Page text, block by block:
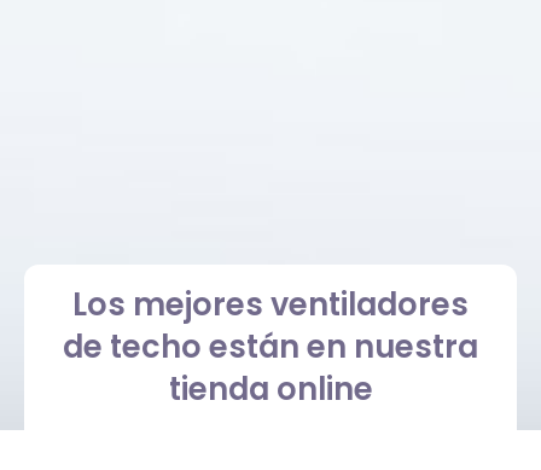
Los mejores ventiladores
de techo están en nuestra
tienda online